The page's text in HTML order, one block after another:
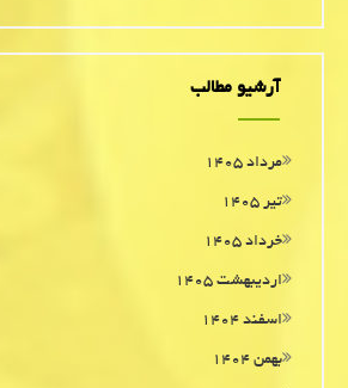
آرشیو مطالب
مرداد ۱۴۰۵
تیر ۱۴۰۵
خرداد ۱۴۰۵
اردیبهشت ۱۴۰۵
اسفند ۱۴۰۴
بهمن ۱۴۰۴